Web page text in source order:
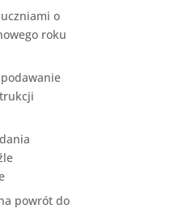
o
roku
powrót do